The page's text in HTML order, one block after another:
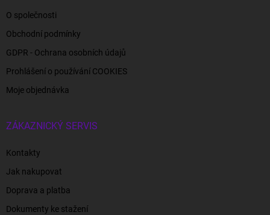
O společnosti
Obchodní podmínky
GDPR - Ochrana osobních údajů
Prohlášení o používání COOKIES
Moje objednávka
ZÁKAZNICKÝ SERVIS
Kontakty
Jak nakupovat
Doprava a platba
Dokumenty ke stažení